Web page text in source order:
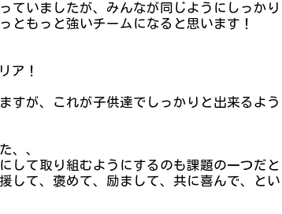
ていましたが、みんなが同じようにしっかり
ともっと強いチームになると思います！
ア！
すが、これが子供達でしっかりと出来るよう
、、
して取り組むようにするのも課題の一つだと
して、褒めて、励まして、共に喜んで、とい